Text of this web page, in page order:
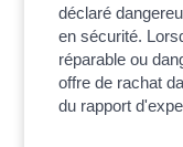
déclaré
en sécurité.
réparable ou
offre de rachat
du rapport